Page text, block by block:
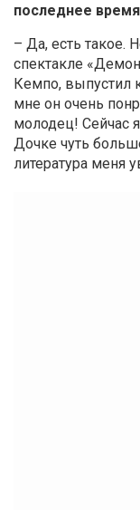
последнее
– Да, есть такое.
спектакле
Кемпо, выпустил
мне он очень
молодец! Сейчас
Дочке чуть
литература меня